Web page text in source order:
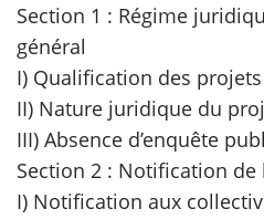
Section 1 : Régime
général
I) Qualification des
II) Nature juridique du
III) Absence d’enquête
Section 2 : Notification de
I) Notification aux